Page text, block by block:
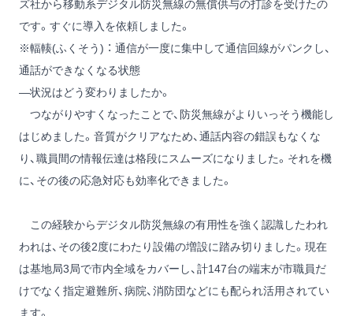
ズ社から移動系デジタル防災無線の無償供与の打診を受けたの
です。すぐに導入を依頼しました。
※輻輳(ふくそう) ： 通信が一度に集中して通信回線がパンクし、
通話ができなくなる状態
―状況はどう変わりましたか。
つながりやすくなったことで、防災無線がよりいっそう機能し
はじめました。音質がクリアなため、通話内容の錯誤もなくな
り、職員間の情報伝達は格段にスムーズになりました。それを機
に、その後の応急対応も効率化できました。
この経験からデジタル防災無線の有用性を強く認識したわれ
われは、その後2度にわたり設備の増設に踏み切りました。現在
は基地局3局で市内全域をカバーし、計147台の端末が市職員だ
けでなく指定避難所、病院、消防団などにも配られ活用されてい
ます。